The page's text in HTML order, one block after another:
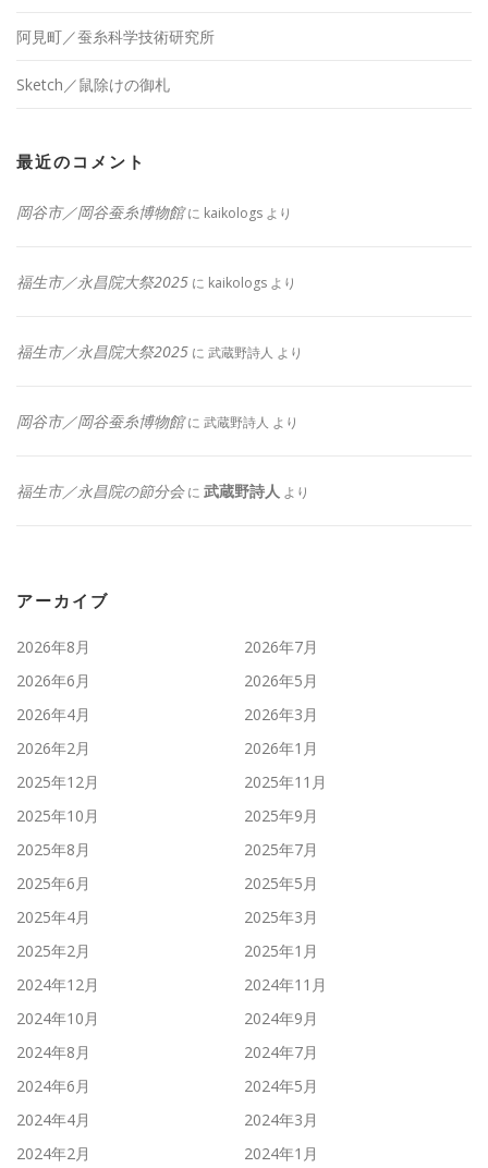
阿見町／蚕糸科学技術研究所
Sketch／鼠除けの御札
最近のコメント
岡谷市／岡谷蚕糸博物館に kaikologs より
福生市／永昌院大祭2025 に kaikologs より
福生市／永昌院大祭2025 に 武蔵野詩人 より
岡谷市／岡谷蚕糸博物館に 武蔵野詩人 より
福生市／永昌院の節分会に 武蔵野詩人 より
アーカイブ
2026年8月
2026年7月
2026年6月
2026年5月
2026年4月
2026年3月
2026年2月
2026年1月
2025年12月
2025年11月
2025年10月
2025年9月
2025年8月
2025年7月
2025年6月
2025年5月
2025年4月
2025年3月
2025年2月
2025年1月
2024年12月
2024年11月
2024年10月
2024年9月
2024年8月
2024年7月
2024年6月
2024年5月
2024年4月
2024年3月
2024年2月
2024年1月